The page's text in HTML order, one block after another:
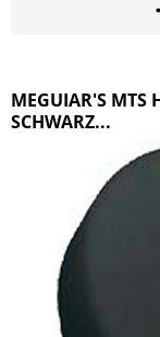
MEGUIAR'S MTS
SCHWARZ...